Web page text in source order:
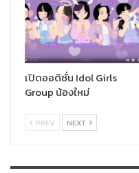
เปิดออดิชั่น Idol Girls
Group น้องใหม่
PREV NEXT